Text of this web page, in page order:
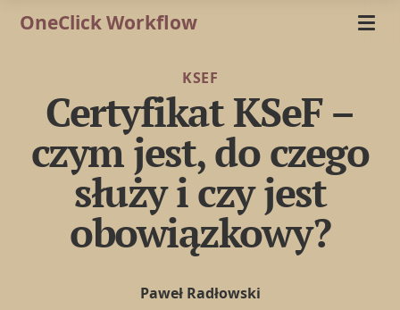
OneClick Workflow
KSEF
Certyfikat KSeF –
czym jest, do czego
służy i czy jest
obowiązkowy?
Paweł Radłowski